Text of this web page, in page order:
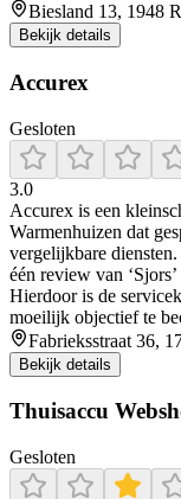
Biesland 13, 1948
Bekijk details
Accurex
Gesloten
3.0
Accurex is een
Warmenhuizen dat
vergelijkbare
één review van
Hierdoor is de
moeilijk objectief te
Fabrieksstraat 36,
Bekijk details
Thuisaccu
Gesloten